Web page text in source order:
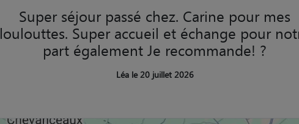
Super séjour passé chez. Carine pour mes
loulouttes. Super accueil et échange pour
part également Je recommande! ?
Léa le 20 juillet 2026